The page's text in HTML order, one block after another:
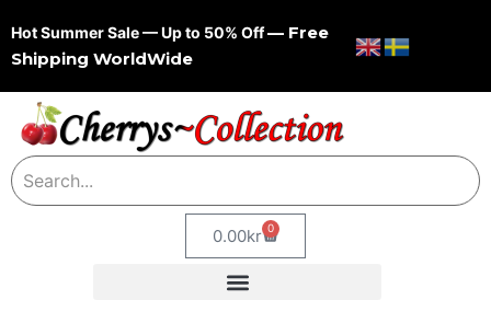
Hot Summer Sale — Up to 50% Off— Free
Shipping WorldWide
0.00kr 0